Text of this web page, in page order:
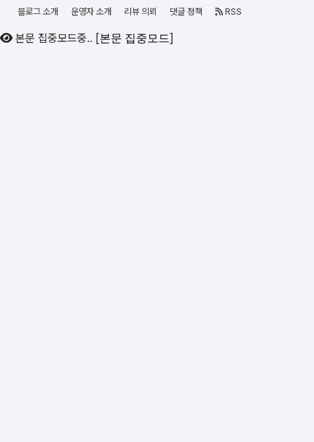
블로그 소개 운영자 소개 리뷰 의뢰 댓글 정책 RSS
본문 집중모드중.. [본문 집중모드]